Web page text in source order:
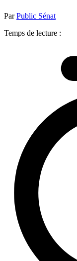
ParPublic Sénat
Temps de lecture :